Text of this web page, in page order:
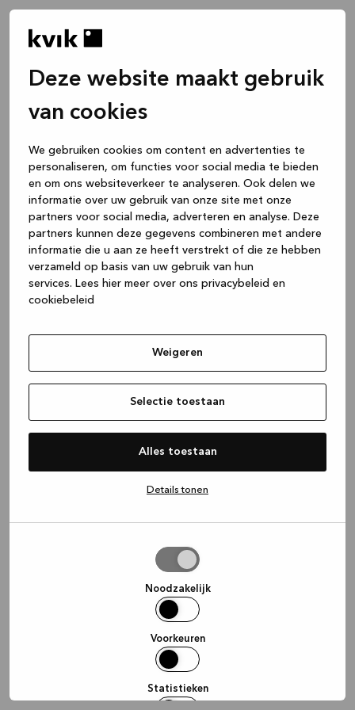
Deze website maakt gebruik
van cookies
We gebruiken cookies om content en advertenties te
personaliseren, om functies voor social media te bieden
en om ons websiteverkeer te analyseren. Ook delen we
informatie over uw gebruik van onze site met onze
partners voor social media, adverteren en analyse. Deze
partners kunnen deze gegevens combineren met andere
informatie die u aan ze heeft verstrekt of die ze hebben
verzameld op basis van uw gebruik van hun
services. Lees hier meer over ons privacybeleid en
cookiebeleid
Weigeren
Selectie toestaan
Alles toestaan
Details tonen
Noodzakelijk
Voorkeuren
Statistieken
(see the browser console for more
information).